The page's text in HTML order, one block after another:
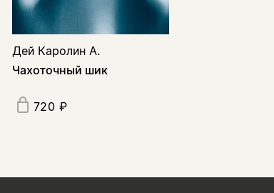
Дей Каролин А.
Чахоточный шик
720 ₽